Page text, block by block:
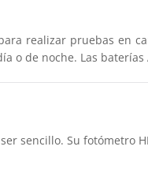
realizar pruebas en
o de noche. Las
sencillo. Su fotómetro